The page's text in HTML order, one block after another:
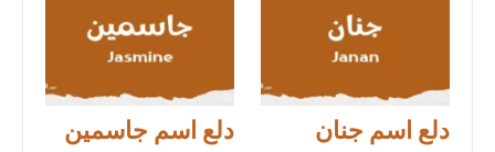
دلع اسم جنان دلع اسم جاسمين